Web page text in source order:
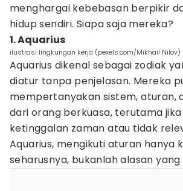
menghargai kebebasan berpikir
hidup sendiri. Siapa saja mereka?
1. Aquarius
ilustrasi lingkungan kerja (pexels.com/Mikhail Nilov)
Aquarius dikenal sebagai zodiak
diatur tanpa penjelasan. Mereka
mempertanyakan sistem, aturan,
dari orang berkuasa, terutama
ketinggalan zaman atau tidak
Aquarius, mengikuti aturan hanya
seharusnya, bukanlah alasan yang